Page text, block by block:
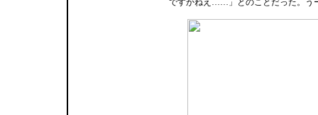
ですかねえ……」とのことだった。う